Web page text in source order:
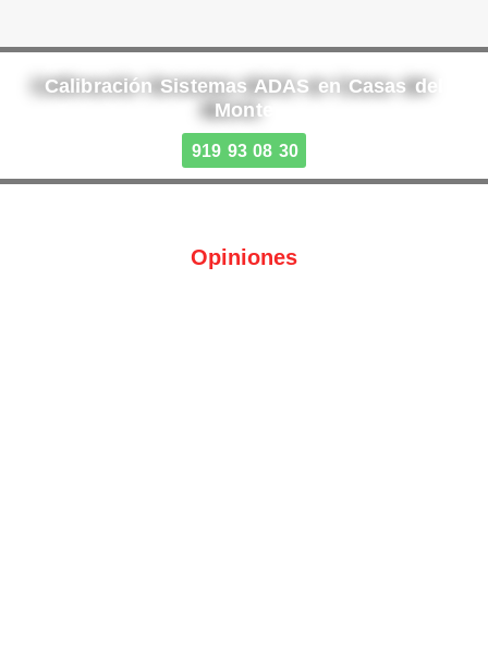
Calibración Sistemas ADAS en Casas del
Monte
919 93 08 30
Opiniones